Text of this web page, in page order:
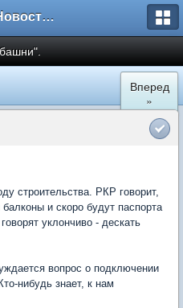
Форум Новостройки
Вперед
»
строительства. РКР говорит,
и скоро будут паспорта
уклончиво - дескать
вопрос о подключении
нибудь знает, к нам